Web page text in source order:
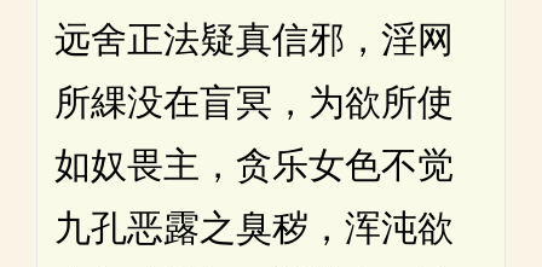
远舍正法疑真信邪，淫网
所綶没在盲冥，为欲所使
如奴畏主，贪乐女色不觉
九孔恶露之臭秽，浑沌欲